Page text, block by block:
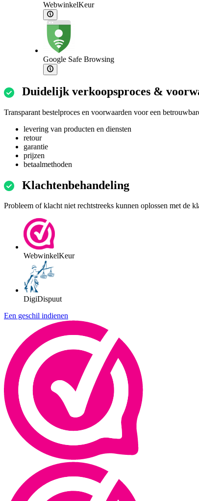
WebwinkelKeur
Google Safe Browsing
Duidelijk verkoopsproces &
Transparant bestelproces en voorwaarden voor een
levering van producten en diensten
retour
garantie
prijzen
betaalmethoden
Klachtenbehandeling
Probleem of klacht niet rechtstreeks kunnen oplossen met de
WebwinkelKeur
DigiDispuut
Een geschil indienen